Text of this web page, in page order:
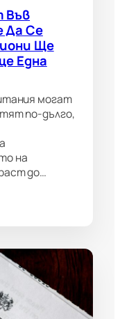
Във
Да Се
Ще
Една
могат
по-дълго,
на
до…